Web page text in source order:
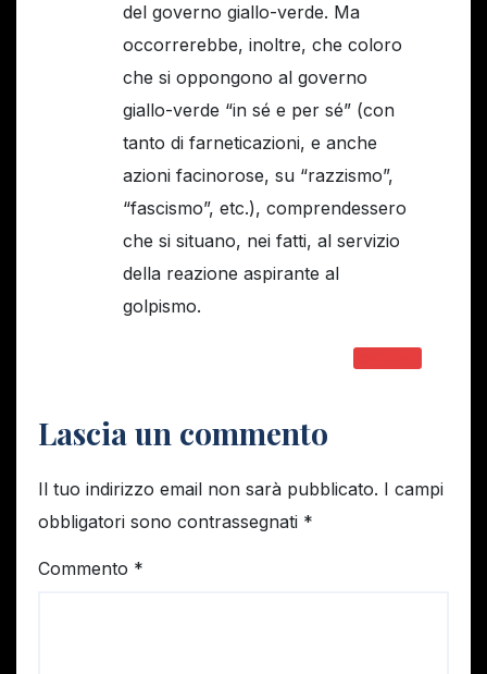
del governo giallo-verde. Ma
occorrerebbe, inoltre, che coloro
che si oppongono al governo
giallo-verde “in sé e per sé” (con
tanto di farneticazioni, e anche
azioni facinorose, su “razzismo”,
“fascismo”, etc.), comprendessero
che si situano, nei fatti, al servizio
della reazione aspirante al
golpismo.
Lascia un commento
Il tuo indirizzo email non sarà pubblicato. I campi
obbligatori sono contrassegnati *
Commento *